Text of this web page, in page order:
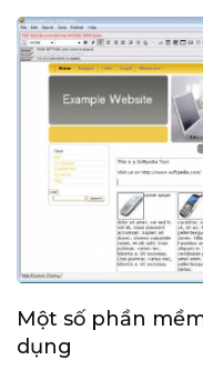
Một số phần
dụng